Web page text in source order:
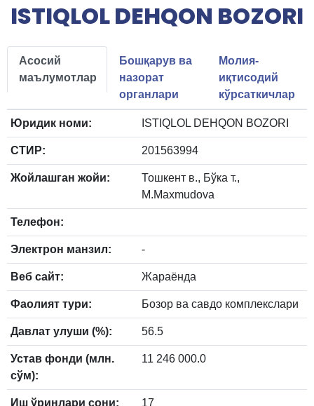
ISTIQLOL DEHQON BOZORI
Асосий
маълумотлар
Бошқарув ва
назорат
органлари
Молия-
иқтисодий
кўрсаткичлар
Юридик номи: ISTIQLOL DEHQON BOZORI
СТИР: 201563994
Жойлашган жойи:
Тошкент в., Бўка т.,
M.Maxmudova
Телефон:
Электрон манзил: -
Веб сайт: Жараёнда
Фаолият тури: Бозор ва савдо комплекслари
Давлат улуши (%): 56.5
Устав фонди (млн.
сўм):
11 246 000.0
Иш ўринлари сони: 17